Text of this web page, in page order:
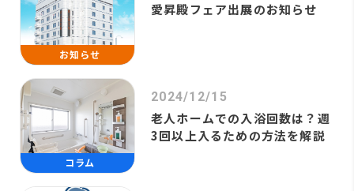
お知らせ
愛昇殿フェア出展のお知らせ
コラム
2024/12/15
老人ホームでの入浴回数は？週
3回以上入るための方法を解説